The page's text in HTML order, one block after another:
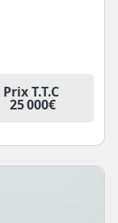
Prix T.T.C
25 000€